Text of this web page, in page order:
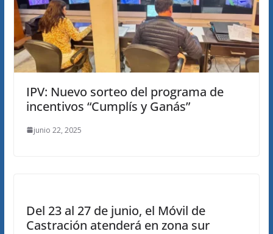
IPV: Nuevo sorteo del programa de
incentivos “Cumplís y Ganás”
junio 22, 2025
Del 23 al 27 de junio, el Móvil de
Castración atenderá en zona sur